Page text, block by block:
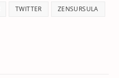
TWITTER ZENSURSULA